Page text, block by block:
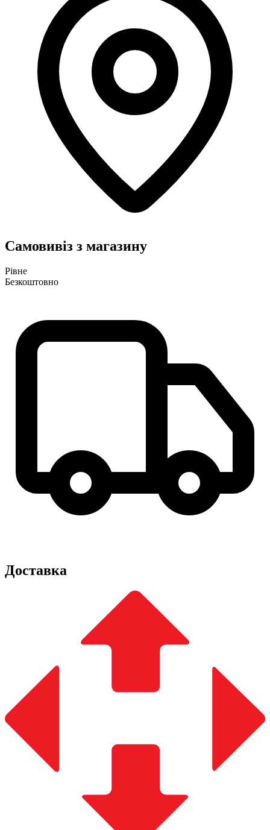
Самовивіз з магазину
Рівне
Безкоштовно
Доставка